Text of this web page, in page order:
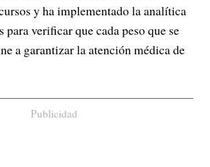
y ha implementado la analítica
para verificar que cada peso que se
a garantizar la atención médica de
Publicidad